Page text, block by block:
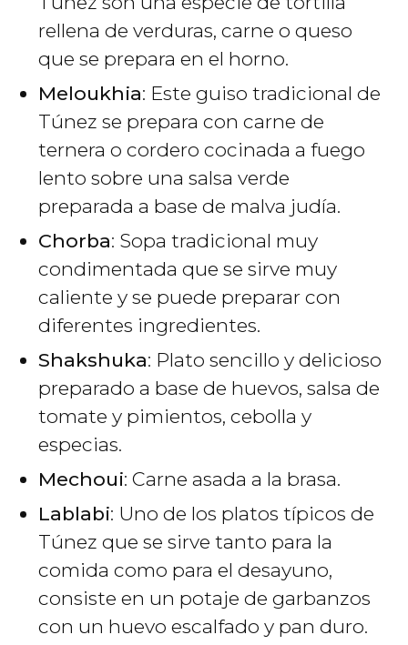
rellena de verduras, carne o queso
que se prepara en el horno.
Meloukhia: Este guiso tradicional de
Túnez se prepara con carne de
ternera o cordero cocinada a fuego
lento sobre una salsa verde
preparada a base de malva judía.
Chorba: Sopa tradicional muy
condimentada que se sirve muy
caliente y se puede preparar con
diferentes ingredientes.
Shakshuka: Plato sencillo y delicioso
preparado a base de huevos, salsa de
tomate y pimientos, cebolla y
especias.
Mechoui: Carne asada a la brasa.
Lablabi: Uno de los platos típicos de
Túnez que se sirve tanto para la
comida como para el desayuno,
consiste en un potaje de garbanzos
con un huevo escalfado y pan duro.